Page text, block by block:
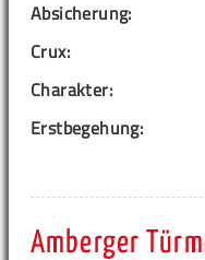
Absicherung:
Crux:
Charakter:
Erstbegehung:
Amberger